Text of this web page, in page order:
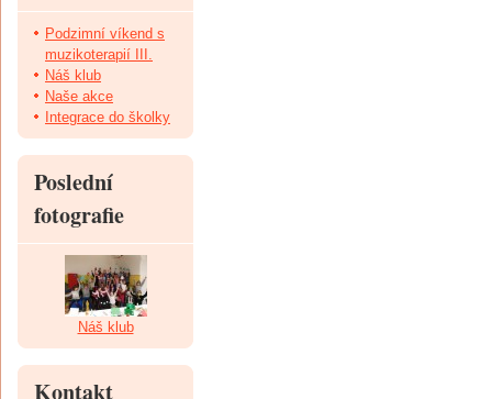
Podzimní víkend s
muzikoterapií III.
Náš klub
Naše akce
Integrace do školky
Poslední
fotografie
Náš klub
Kontakt